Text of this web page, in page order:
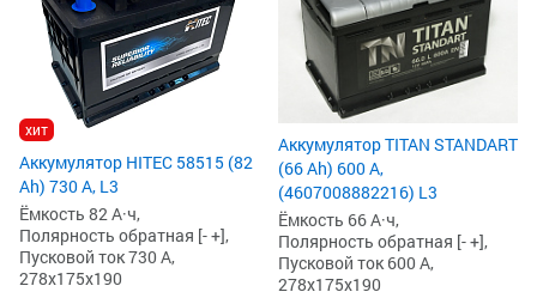
хит
Аккумулятор HITEC 58515 (82
Ah) 730 А, L3
Ёмкость 82 А·ч,
Полярность обратная [- +],
Пусковой ток 730 А,
278x175x190
Аккумулятор TITAN STANDART
(66 Ah) 600 А,
(4607008882216) L3
Ёмкость 66 А·ч,
Полярность обратная [- +],
Пусковой ток 600 А,
278x175x190